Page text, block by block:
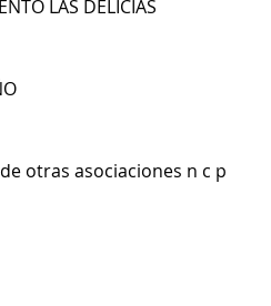
LAS DELICIAS
otras asociaciones n c p